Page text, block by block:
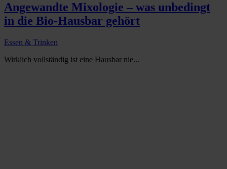
Angewandte Mixologie – was unbedingt
in die Bio-Hausbar gehört
Essen & Trinken
Wirklich vollständig ist eine Hausbar nie...